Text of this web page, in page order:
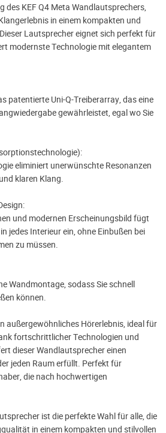
des KEF Q4 Meta Wandlautsprechers,
in einem kompakten und
Lautsprecher eignet sich perfekt für
modernste Technologie mit elegantem
patentierte Uni-Q-Treiberarray, das eine
gewährleistet, egal wo Sie
eliminiert unerwünschte Resonanzen
klaren Klang.
und modernen Erscheinungsbild fügt
jedes Interieur ein, ohne Einbußen bei
zu müssen.
Wandmontage, sodass Sie schnell
können.
außergewöhnliches Hörerlebnis, ideal für
fortschrittlicher Technologien und
dieser Wandlautsprecher einen
jeden Raum erfüllt. Perfekt für
die nach hochwertigen
ist die perfekte Wahl für alle, die
in einem kompakten und stilvollen